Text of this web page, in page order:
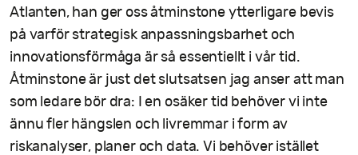
Atlanten, han ger oss åtminstone ytterligare bevis
på varför strategisk anpassningsbarhet och
innovationsförmåga är så essentiellt i vår tid.
Åtminstone är just det slutsatsen jag anser att man
som ledare bör dra: I en osäker tid behöver vi inte
ännu fler hängslen och livremmar i form av
riskanalyser, planer och data. Vi behöver istället